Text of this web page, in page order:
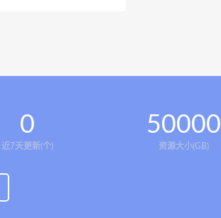
0
近7天更新(个)
50000
资源大小(GB)